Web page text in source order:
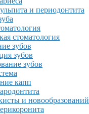
и периодонтита
стоматология
зубов
зубов
зубов
капп
и новообразований